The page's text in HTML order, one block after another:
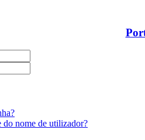
do nome de utilizador?